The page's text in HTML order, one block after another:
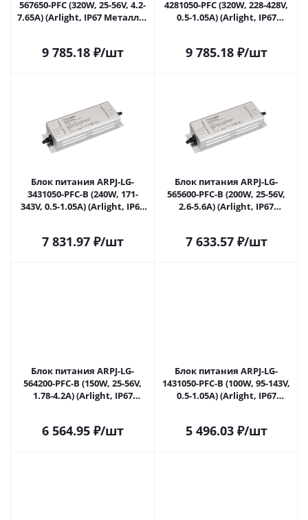
567650-PFC (320W, 25-56V, 4.2-
7.65A) (Arlight, IP67 Металл, 5
9 785.18₽/шт
4281050-PFC (320W, 228-428V,
0.5-1.05A) (Arlight, IP67
9 785.18₽/шт
Блок питания ARPJ-LG-
3431050-PFC-B (240W, 171-
343V, 0.5-1.05A) (Arlight, IP67
7 831.97₽/шт
Блок питания ARPJ-LG-
565600-PFC-B (200W, 25-56V,
2.6-5.6A) (Arlight, IP67
7 633.57₽/шт
Блок питания ARPJ-LG-
564200-PFC-B (150W, 25-56V,
1.78-4.2A) (Arlight, IP67
6 564.95₽/шт
Блок питания ARPJ-LG-
1431050-PFC-B (100W, 95-143V,
0.5-1.05A) (Arlight, IP67
5 496.03₽/шт